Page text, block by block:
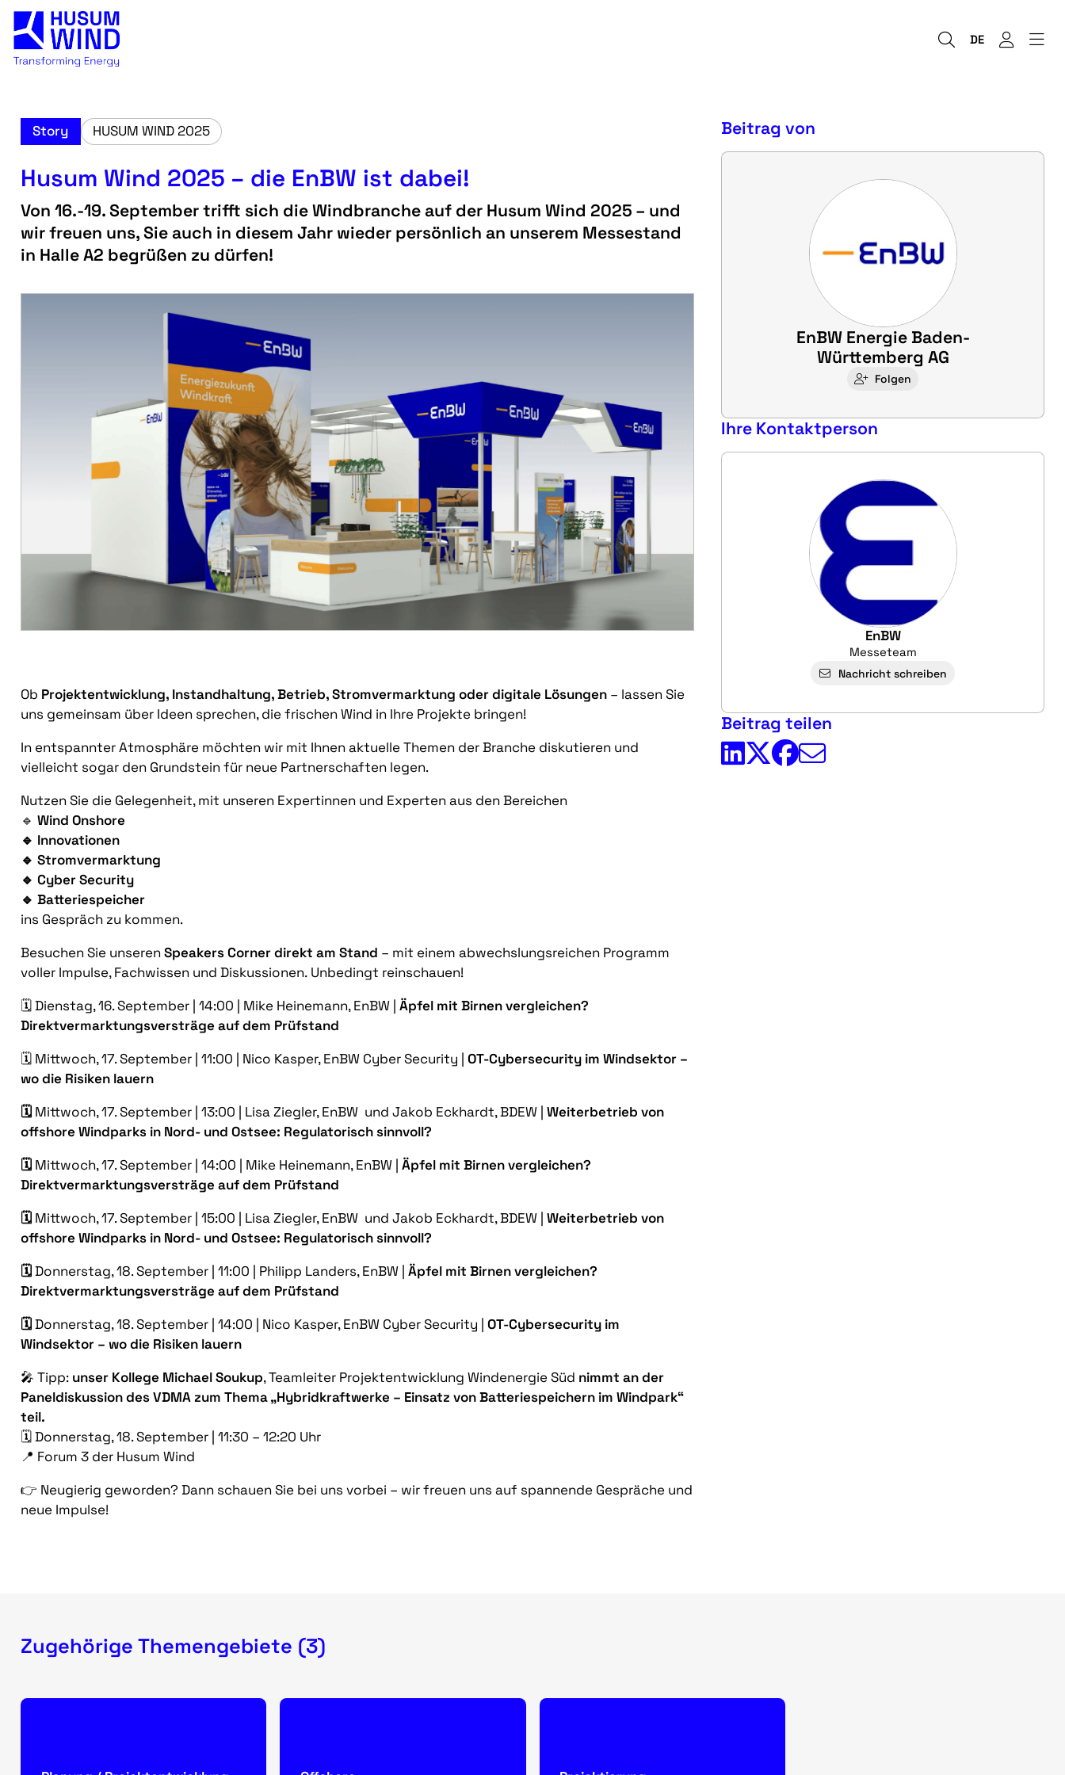
DE
Story HUSUM WIND 2025
Husum Wind 2025 – die EnBW ist dabei!
Von 16.-19. September trifft sich die Windbranche auf der Husum Wind 2025 – und
wir freuen uns, Sie auch in diesem Jahr wieder persönlich an unserem Messestand
in Halle A2 begrüßen zu dürfen!
Ob Projektentwicklung, Instandhaltung, Betrieb, Stromvermarktung oder digitale Lösungen – lassen Sie
uns gemeinsam über Ideen sprechen, die frischen Wind in Ihre Projekte bringen!
In entspannter Atmosphäre möchten wir mit Ihnen aktuelle Themen der Branche diskutieren und
vielleicht sogar den Grundstein für neue Partnerschaften legen.
Nutzen Sie die Gelegenheit, mit unseren Expertinnen und Experten aus den Bereichen
🔹 Wind Onshore
🔹 Innovationen
🔹 Stromvermarktung
🔹 Cyber Security
🔹 Batteriespeicher
ins Gespräch zu kommen.
Besuchen Sie unserenSpeakers Corner direkt am Stand – mit einem abwechslungsreichen Programm
voller Impulse, Fachwissen und Diskussionen. Unbedingt reinschauen!
🗓️ Dienstag, 16. September | 14:00 | Mike Heinemann, EnBW | Äpfel mit Birnen vergleichen?
Direktvermarktungsversträge auf dem Prüfstand
🗓️ Mittwoch, 17. September | 11:00 | Nico Kasper, EnBW Cyber Security | OT-Cybersecurity im Windsektor –
wo die Risiken lauern
🗓️ Mittwoch, 17. September | 13:00 | Lisa Ziegler, EnBW und Jakob Eckhardt, BDEW | Weiterbetrieb von
offshore Windparks in Nord- und Ostsee: Regulatorisch sinnvoll?
🗓️ Mittwoch, 17. September | 14:00 | Mike Heinemann, EnBW | Äpfel mit Birnen vergleichen?
Direktvermarktungsversträge auf dem Prüfstand
🗓️ Mittwoch, 17. September | 15:00 | Lisa Ziegler, EnBW und Jakob Eckhardt, BDEW | Weiterbetrieb von
offshore Windparks in Nord- und Ostsee: Regulatorisch sinnvoll?
🗓️Donnerstag, 18. September | 11:00 | Philipp Landers, EnBW | Äpfel mit Birnen vergleichen?
Direktvermarktungsversträge auf dem Prüfstand
🗓️Donnerstag, 18. September | 14:00 | Nico Kasper, EnBW Cyber Security | OT-Cybersecurity im
Windsektor – wo die Risiken lauern
🎤 Tipp: unser Kollege Michael Soukup, Teamleiter Projektentwicklung Windenergie Süd nimmt an der
Paneldiskussion des VDMA zum Thema „Hybridkraftwerke – Einsatz von Batteriespeichern im Windpark“
teil.
🗓️Donnerstag, 18. September | 11:30 – 12:20 Uhr
📍 Forum 3 der Husum Wind
👉 Neugierig geworden? Dann schauen Sie bei uns vorbei – wir freuen uns auf spannende Gespräche und
neue Impulse!
Beitrag von
EnBW Energie Baden-
Württemberg AG
Folgen
Ihre Kontaktperson
EnBW
Messeteam
Nachricht schreiben
Beitrag teilen
Zugehörige Themengebiete (3)